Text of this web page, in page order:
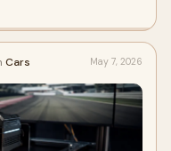
Cars May 7, 2026